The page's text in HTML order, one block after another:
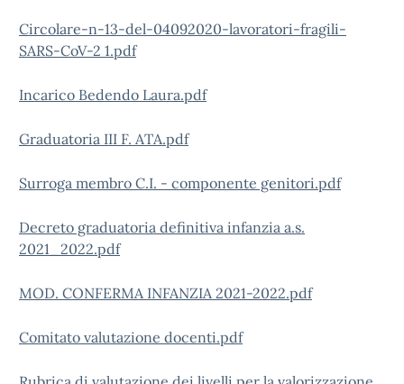
Circolare-n-13-del-04092020-lavoratori-fragili-
SARS-CoV-2 1.pdf
Incarico Bedendo Laura.pdf
Graduatoria III F. ATA.pdf
Surroga membro C.I. - componente genitori.pdf
Decreto graduatoria definitiva infanzia a.s.
2021_2022.pdf
MOD. CONFERMA INFANZIA 2021-2022.pdf
Comitato valutazione docenti.pdf